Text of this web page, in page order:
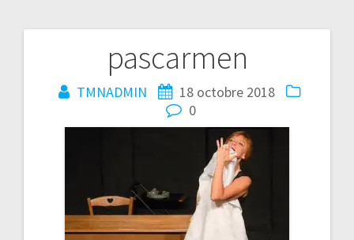
pascarmen
TMNADMIN
18 octobre 2018
0
Navigation
l’article